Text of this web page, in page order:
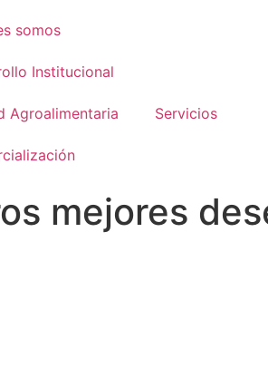
somos
Institucional
Agroalimentaria Servicios
mejores